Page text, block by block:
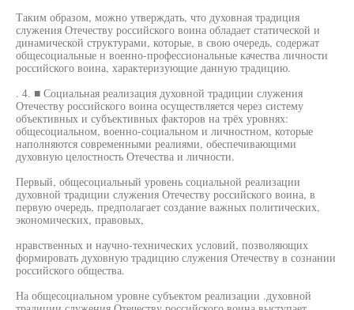
Таким образом, можно утверждать, что духовная традиция
служения Отечеству российского воина обладает статической и
динамической структурами, которые, в свою очередь, содержат
общесоциальные н военно-профессиональные качества личности
российского воина, характеризующие данную традицию.
. 4. ■ Социальная реализация духовной традиции служения
Отечеству российского воина осуществляется через систему
объективных и субъективных факторов на трёх уровнях:
общесоциальном, военно-социальном и личностном, которые
наполняются современными реалиями, обеспечивающими
духовную целостность Отечества и личности.
Первый, общесоциальный уровень социальной реализации
духовной традиции служения Отечеству российского воина, в
первую очередь, предполагает создание важных политических,
экономических, правовых,
нравственных и научно-технических условий, позволяющих
формировать духовную традицию служения Отечеству в сознании
российского общества.
На общесоциальном уровне субъектом реализации .духовной